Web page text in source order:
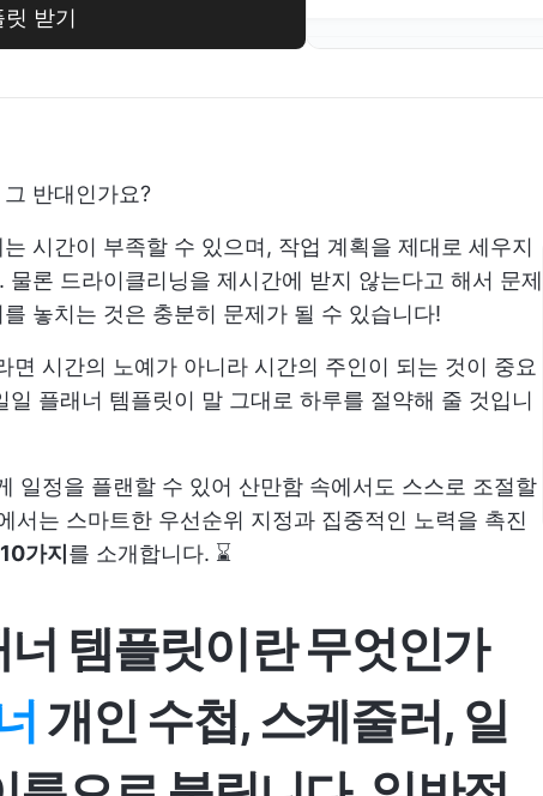
받기
반대인가요?
시간이 부족할 수 있으며, 작업 계획을 제대로 세우지
론 드라이클리닝을 제시간에 받지 않는다고 해서 문제
놓치는 것은 충분히 문제가 될 수 있습니다!
면 시간의 노예가 아니라 시간의 주인이 되는 것이 중요
플래너 템플릿이 말 그대로 하루를 절약해 줄 것입니
일정을 플랜할 수 있어 산만함 속에서도 스스로 조절할
서는 스마트한 우선순위 지정과 집중적인 노력을 촉진
가지 를 소개합니다. ⌛
템플릿이란 무엇인가
개인 수첩, 스케줄러, 일